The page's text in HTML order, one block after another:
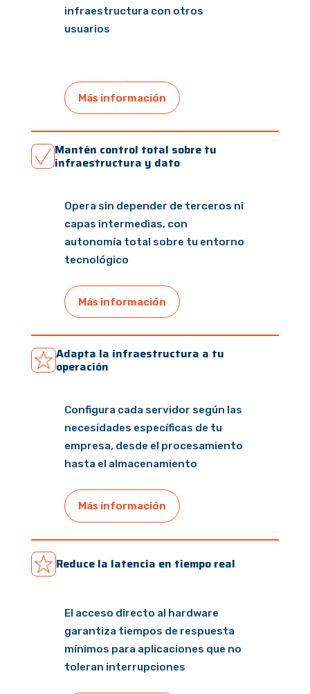
infraestructura con otros
usuarios
Más información
Mantén control total sobre tu
infraestructura y dato
Opera sin depender de terceros ni
capas intermedias, con
autonomía total sobre tu entorno
tecnológico
Más información
Adapta la infraestructura a tu
operación
Configura cada servidor según las
necesidades específicas de tu
empresa, desde el procesamiento
hasta el almacenamiento
Más información
Reduce la latencia en tiempo real
El acceso directo al hardware
garantiza tiempos de respuesta
mínimos para aplicaciones que no
toleran interrupciones